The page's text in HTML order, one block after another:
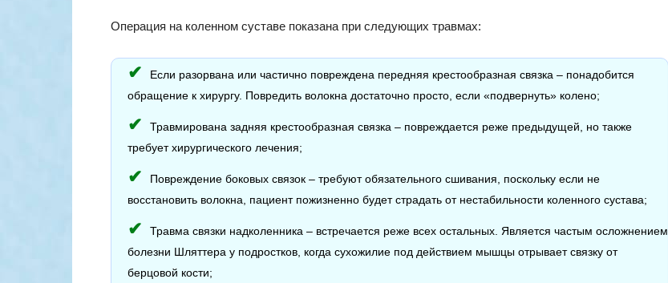
Операция на коленном суставе показана при следующих травмах:
Если разорвана или частично повреждена передняя крестообразная связка – понадобится
обращение к хирургу. Повредить волокна достаточно просто, если «подвернуть» колено;
Травмирована задняя крестообразная связка – повреждается реже предыдущей, но также
требует хирургического лечения;
Повреждение боковых связок – требуют обязательного сшивания, поскольку если не
восстановить волокна, пациент пожизненно будет страдать от нестабильности коленного сустава;
Травма связки надколенника – встречается реже всех остальных. Является частым осложнением
болезни Шляттера у подростков, когда сухожилие под действием мышцы отрывает связку от
берцовой кости;